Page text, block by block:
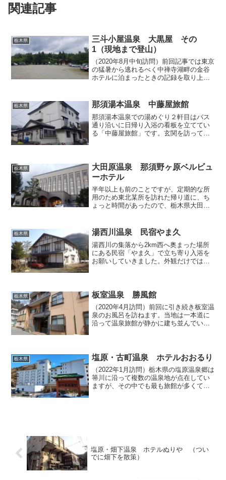
関連記事
栃木県
三斗小屋温泉 大黒屋 その
1（現地まで登山）
（2020年8月中旬訪問）前回記事では東京
の猛暑から逃れるべく中禅寺湖畔の金谷
ホテルに泊まったときの記録を取り上げ
綴ってまいります。といっても、前回記
事の中禅寺金谷ホテ...
栃木県 那須湯本温泉 中藤屋旅館
那須湯本温泉での湯めぐり２軒目はバス
通り沿いに日帰り入浴の看板を立ててい
る「中藤屋旅館」です。玄関を訪って入
すが、どことなくアットホー...
栃木県
大田原温泉 那須野ヶ原ベルビュ
ーホテル
半年以上も前のことですが、定期的な所
用のため東北某所を訪れた帰り道に、ち
ょっと時間があったので、栃木県大田原
須野ヶ原カントリークラブ」というゴル
フ場に併設されたこのホテ...
栃木県 湯西川温泉 民宿やま久
湯西川の集落から2km西へ奥まった場所
にある民宿「やま久」で立ち寄り入浴を
お願いしていきました。外観だけではこ
も受け付けている旨...
栃木県 板室温泉 勝風館
（2020年4月訪問）前回に引き続き板室温
泉のお風呂を訪ねます。当地は一本道に
沿って温泉旅館が静かに建ち並んでいま
ていただきました。...
栃木県 塩原・古町温泉 ホテルおおるり
（2022年1月訪問）栃木県の塩原温泉郷は
箒川に沿って複数の温泉地が点在してい
ますが、その中でも最も旅館が多くてバ
塩原・畑下温泉 ホテルぬりや （つい
でに畑下を散策）